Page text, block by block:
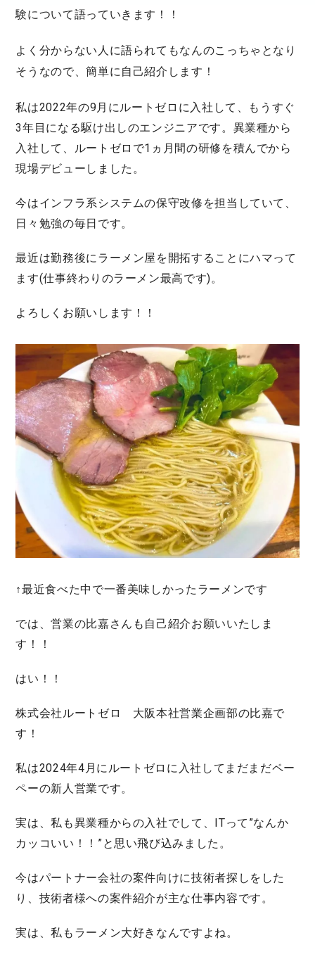
験について語っていきます！！
よく分からない人に語られてもなんのこっちゃとなり
そうなので、簡単に自己紹介 します！
私は2022年の9月にルートゼロに入社して、もうすぐ
3年目になる駆け出しのエンジニアです。異業種から
入社して、ルートゼロで1ヵ月間の研修を積んでから
現場デビューしました。
今はインフラ系システムの保守改修を担当していて、
日々勉強の毎日です。
最近は勤務後にラーメン屋を開拓することにハマって
ます(仕事終わりのラーメン最高です)。
よろしくお願いします！！
↑最近食べた中で一番美味しかったラーメンです
では、営業の比嘉さんも自己紹介お願いいたしま
す！！
はい！！
株式会社ルートゼロ 大阪本社営業企画部の比嘉で
す！
私は2024年4月にルートゼロに入社してまだまだペー
ペーの新人営業です。
実は、私も異業種からの入社でして、ITって”なんか
カッコいい！！”と思い飛び込みました。
今はパートナー会社の案件向けに技術者探しをした
り、技術者様への案件紹介が主な仕事内容です。
実は、私もラーメン大好きなんですよね。